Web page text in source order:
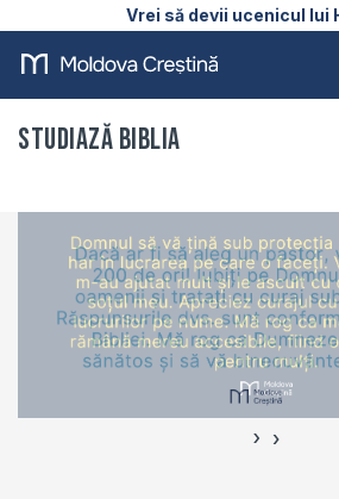
Vrei să devii ucenicul lui
Studiază Biblia
‹ ›